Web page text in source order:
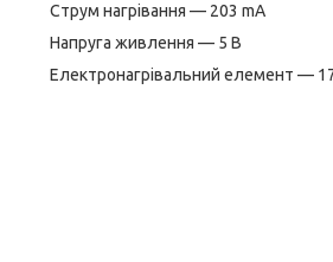
Струм нагрівання — 203 mA
Напруга живлення — 5 В
Електронагрівальний елемент —